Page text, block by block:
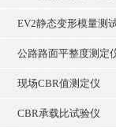
EV2静态变形模量测
公路路面平整度测定
现场CBR值测定仪
CBR承载比试验仪